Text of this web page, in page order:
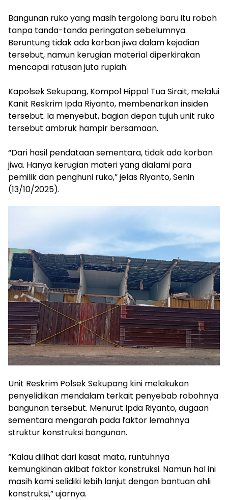
‎Bangunan ruko yang masih tergolong baru itu roboh
tanpa tanda-tanda peringatan sebelumnya.
Beruntung tidak ada korban jiwa dalam kejadian
tersebut, namun kerugian material diperkirakan
mencapai ratusan juta rupiah.
‎Kapolsek Sekupang, Kompol Hippal Tua Sirait, melalui
Kanit Reskrim Ipda Riyanto, membenarkan insiden
tersebut. Ia menyebut, bagian depan tujuh unit ruko
tersebut ambruk hampir bersamaan.
‎“Dari hasil pendataan sementara, tidak ada korban
jiwa. Hanya kerugian materi yang dialami para
pemilik dan penghuni ruko,” jelas Riyanto, Senin
(13/10/2025).
‎Unit Reskrim Polsek Sekupang kini melakukan
penyelidikan mendalam terkait penyebab robohnya
bangunan tersebut. Menurut Ipda Riyanto, dugaan
sementara mengarah pada faktor lemahnya
struktur konstruksi bangunan.
‎“Kalau dilihat dari kasat mata, runtuhnya
kemungkinan akibat faktor konstruksi. Namun hal ini
masih kami selidiki lebih lanjut dengan bantuan ahli
konstruksi,” ujarnya.